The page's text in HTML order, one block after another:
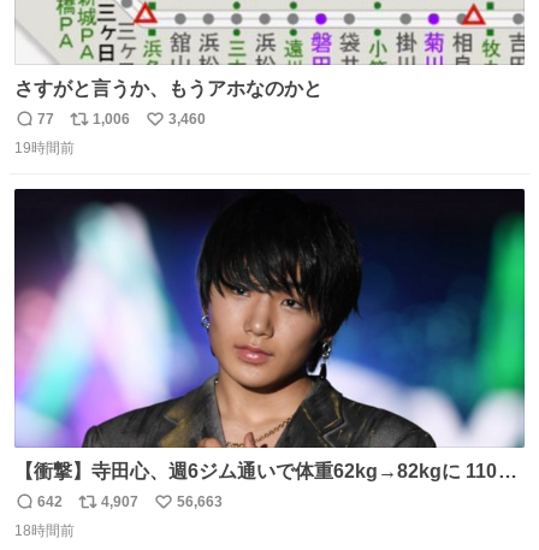
さすがと言うか、もうアホなのかと
返
信
77
リ
ポ
ト
数
1,006
い
3,460
19時間前
【衝撃】寺田心、週6ジム通いで体重62kg→82kgに 110kg
のベンチプレス持ち上げる姿披露
news.livedoor.com/article/detail… 元々自重のみだった
返
信
642
リ
4,907
い
56,663
18時間前